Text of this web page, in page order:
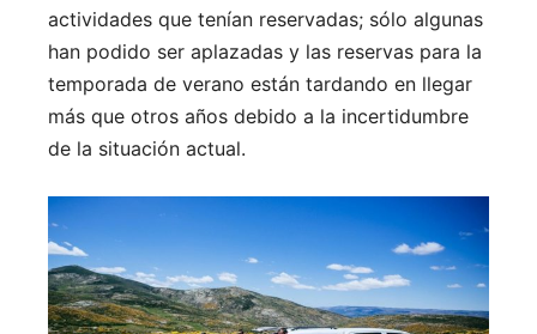
actividades que tenían reservadas; sólo algunas
han podido ser aplazadas y las reservas para la
temporada de verano están tardando en llegar
más que otros años debido a la incertidumbre
de la situación actual.